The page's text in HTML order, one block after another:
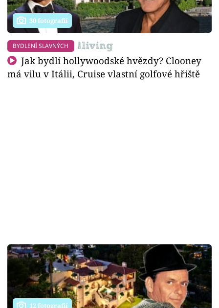
30 fotografií
BYDLENÍ SLAVNÝCH
Jak bydlí hollywoodské hvězdy? Clooney
má vilu v Itálii, Cruise vlastní golfové hřiště
12 fotografií